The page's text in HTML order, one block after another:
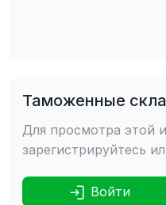
Таможенные
Для просмотра этой
зарегистрируйтесь
Войти